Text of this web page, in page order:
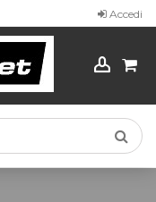
Accedi